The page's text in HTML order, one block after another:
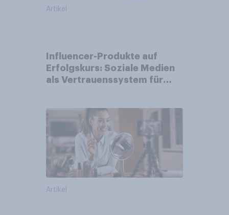
Artikel
Influencer-Produkte auf
Erfolgskurs: Soziale Medien
als Vertrauenssystem für
Artikel